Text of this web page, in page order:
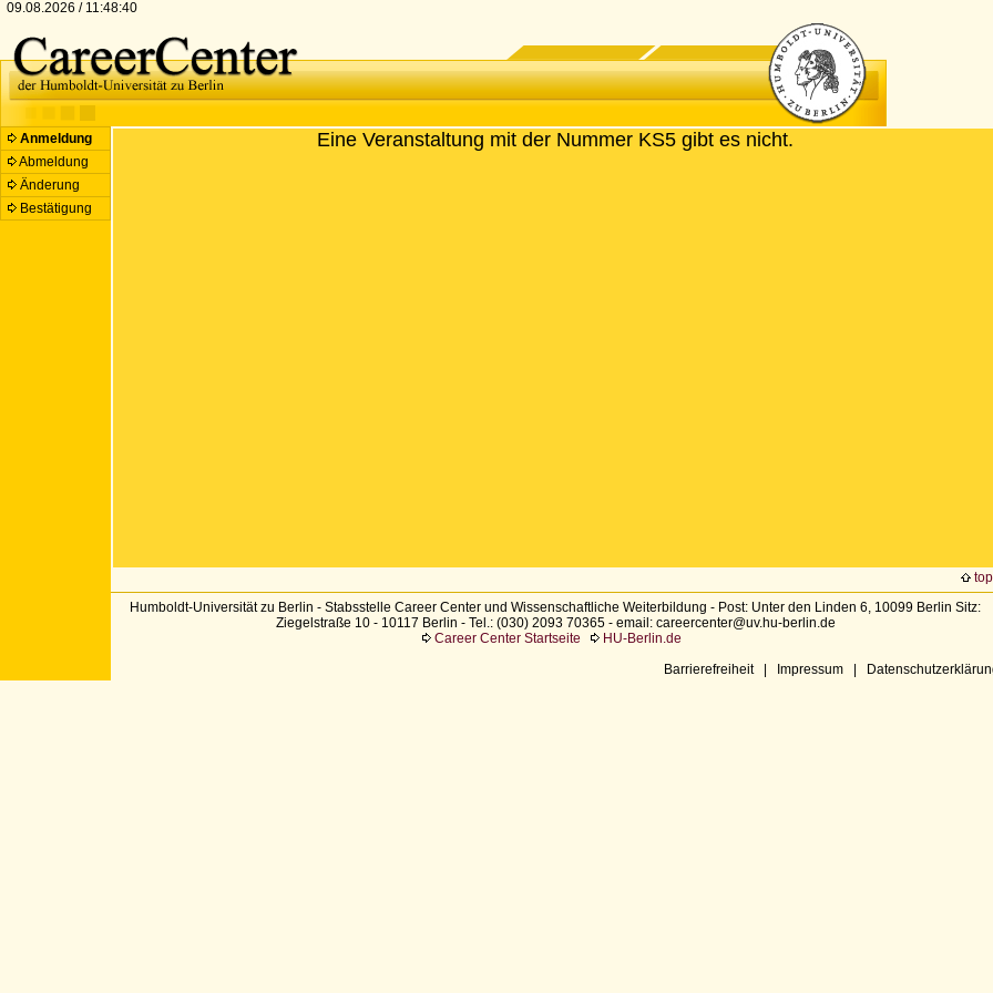
09.08.2026 / 11:48:40
Anmeldung
Abmeldung
Änderung
Bestätigung
Eine Veranstaltung mit der Nummer KS5 gibt es nicht.
top
Humboldt-Universität zu Berlin - Stabsstelle Career Center und Wissenschaftliche Weiterbildung - Post: Unter den Linden 6, 10099 Berlin Sitz:
Ziegelstraße 10 - 10117 Berlin - Tel.: (030) 2093 70365 - email: careercenter@uv.hu-berlin.de
Career Center Startseite
HU-Berlin.de
Barrierefreiheit| Impressum